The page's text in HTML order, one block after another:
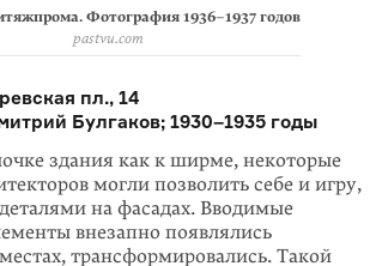
Фотография 1936–1937 годов
pastvu.com
пл., 14
Булгаков; 1930–1935 годы
здания как к ширме, некоторые
могли позволить себе и игру,
на фасадах. Вводимые
внезапно появлялись
транс­формировались. Такой